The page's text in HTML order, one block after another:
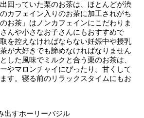
回っていた栗のお茶は、ほとんどが渋
カフェイン入りのお茶に加工されがち
お茶」はノンカフェインにこだわりま
んや小さなお子さんにもおすすめで
を控えなければならない妊娠中や授乳
が大好きでも諦めなければなりません
した風味でミルクと合う栗のお茶は、
やマロンチャイにぴったり。甘くして
す。寝る前のリラックスタイムにもお
出すホーリーバジル